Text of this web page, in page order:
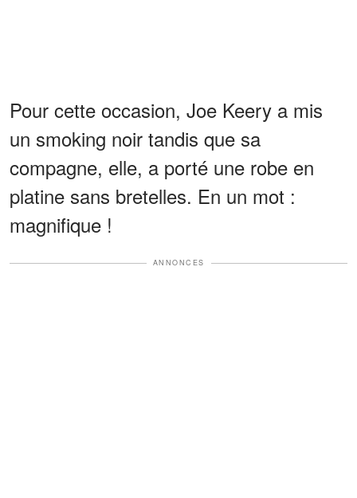
Pour cette occasion, Joe Keery a mis
un smoking noir tandis que sa
compagne, elle, a porté une robe en
platine sans bretelles. En un mot :
magnifique !
ANNONCES